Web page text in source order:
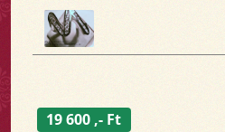
19 600 ,- Ft